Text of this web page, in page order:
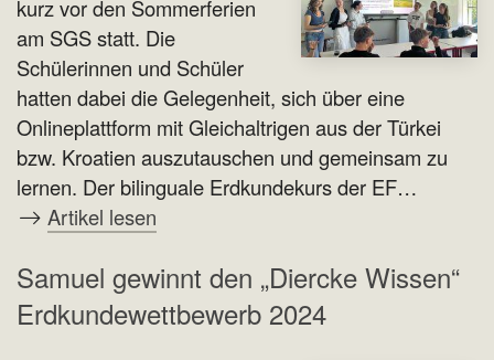
kurz vor den Sommerferien
am SGS statt. Die
Schülerinnen und Schüler
hatten dabei die Gelegenheit, sich über eine
Onlineplattform mit Gleichaltrigen aus der Türkei
bzw. Kroatien auszutauschen und gemeinsam zu
lernen. Der bilinguale Erdkundekurs der EF…
Artikel lesen
Samuel gewinnt den „Diercke Wissen“
Erdkundewettbewerb 2024